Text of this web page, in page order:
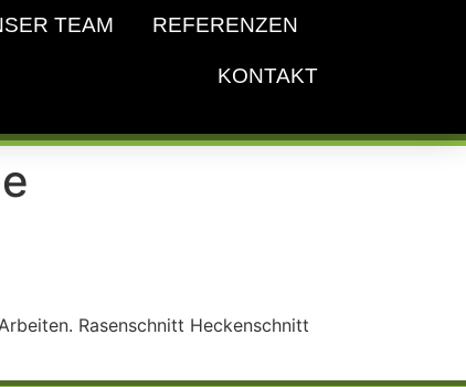
TEAM REFERENZEN
KONTAKT
Rasenschnitt Heckenschnitt